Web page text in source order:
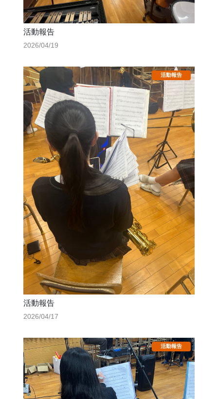
活動報告
2026/04/19
活動報告
2026/04/17